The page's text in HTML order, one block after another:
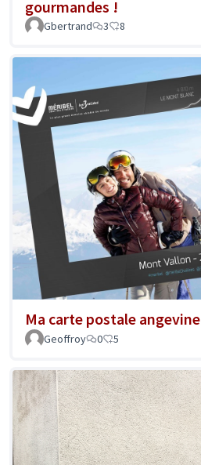
gourmandes !
Gbertrand 3 8
Ma carte postale angevine
Geoffroy
0 5